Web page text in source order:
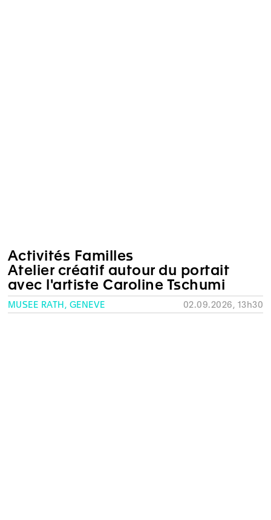
Activités Familles
Atelier créatif autour du portait
avec l'artiste Caroline Tschumi
MUSÉE RATH, GENÈVE 02.09.2026, 13h30